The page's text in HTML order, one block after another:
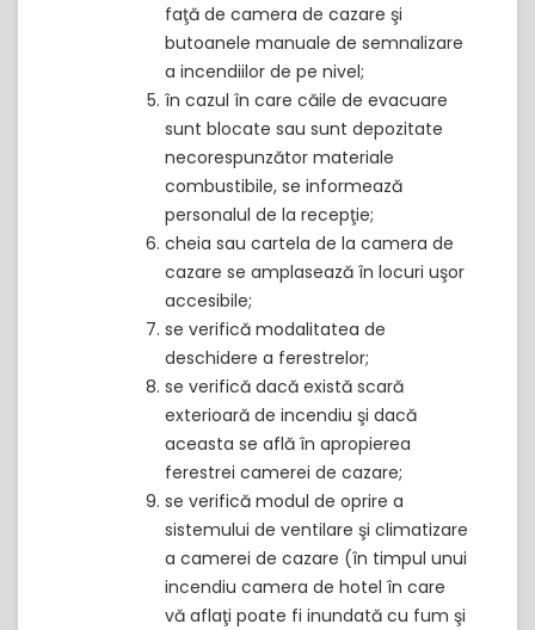
faţă de camera de cazare şi
butoanele manuale de semnalizare
a incendiilor de pe nivel;
în cazul în care căile de evacuare
sunt blocate sau sunt depozitate
necorespunzător materiale
combustibile, se informează
personalul de la recepţie;
cheia sau cartela de la camera de
cazare se amplasează în locuri uşor
accesibile;
se verifică modalitatea de
deschidere a ferestrelor;
se verifică dacă există scară
exterioară de incendiu şi dacă
aceasta se află în apropierea
ferestrei camerei de cazare;
se verifică modul de oprire a
sistemului de ventilare şi climatizare
a camerei de cazare (în timpul unui
incendiu camera de hotel în care
vă aflaţi poate fi inundată cu fum şi